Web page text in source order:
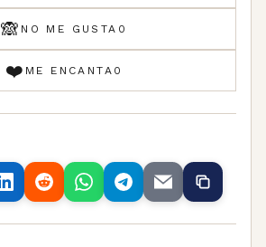
🙈 NO ME GUSTA 0
❤️ ME ENCANTA 0